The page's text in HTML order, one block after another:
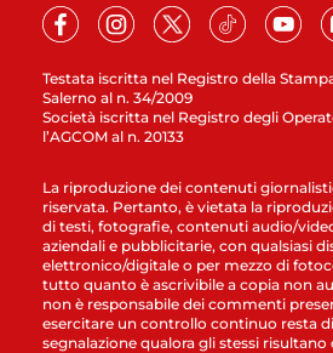
Testata iscritta nel Registro della
Salerno al n. 34/2009
Società iscritta nel Registro degli
l’AGCOM al n. 20133
La riproduzione dei contenuti
riservata. Pertanto, è vietata la
di testi, fotografie, contenuti audio/
aziendali e pubblicitarie, con qualsiasi
elettronico/digitale o per mezzo di
tutto quanto è ascrivibile a copia non
non è responsabile dei commenti
esercitare un controllo continuo resta
segnalazione qualora gli stessi risultano